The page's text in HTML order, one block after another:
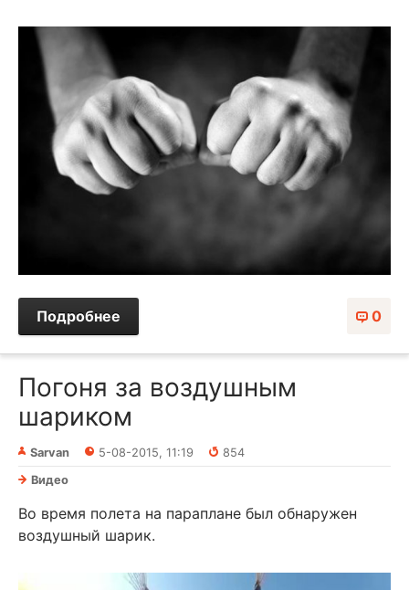
0
Подробнее
Погоня за воздушным
шариком
Sarvan 5-08-2015, 11:19
854
Видео
Во время полета на параплане был обнаружен
воздушный шарик.